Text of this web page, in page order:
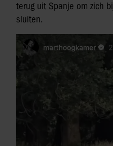
terug uit Spanje om zich
sluiten.